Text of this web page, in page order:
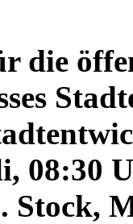
die
08:30
Stock,